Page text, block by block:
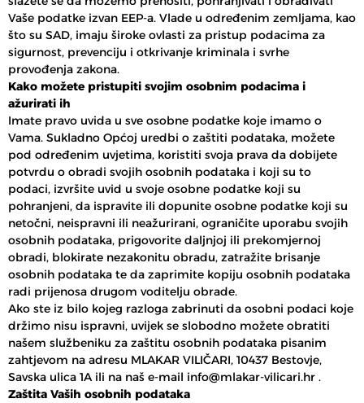
Vaše podatke izvan EEP-a. Vlade u određenim zemljama, kao
što su SAD, imaju široke ovlasti za pristup podacima za
sigurnost, prevenciju i otkrivanje kriminala i svrhe
provođenja zakona.
Kako možete pristupiti svojim osobnim podacima i
ažurirati ih
Imate pravo uvida u sve osobne podatke koje imamo o
Vama. Sukladno Općoj uredbi o zaštiti podataka, možete
pod određenim uvjetima, koristiti svoja prava da dobijete
potvrdu o obradi svojih osobnih podataka i koji su to
podaci, izvršite uvid u svoje osobne podatke koji su
pohranjeni, da ispravite ili dopunite osobne podatke koji su
netočni, neispravni ili neažurirani, ograničite uporabu svojih
osobnih podataka, prigovorite daljnjoj ili prekomjernoj
obradi, blokirate nezakonitu obradu, zatražite brisanje
osobnih podataka te da zaprimite kopiju osobnih podataka
radi prijenosa drugom voditelju obrade.
Ako ste iz bilo kojeg razloga zabrinuti da osobni podaci koje
držimo nisu ispravni, uvijek se slobodno možete obratiti
našem službeniku za zaštitu osobnih podataka pisanim
zahtjevom na adresu MLAKAR VILIČARI, 10437 Bestovje,
Savska ulica 1A ili na naš e-mail info@mlakar-vilicari.hr .
Zaštita Vaših osobnih podataka